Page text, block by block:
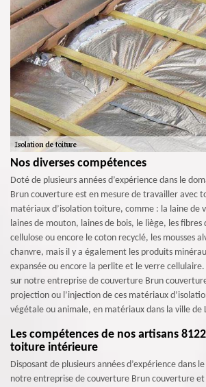
Nos diverses compétences
Doté de plusieurs années d’expérience dans le
Brun couverture est en mesure de travailler avec
matériaux d’isolation toiture, comme : la laine de
laines de mouton, laines de bois, le liège, les fibres
cellulose ou encore le coton recyclé, les mousses
chanvre, mais il y a également les produits
expansée ou encore la perlite et le verre
sur notre entreprise de couverture Brun
projection ou l’injection de ces matériaux
végétale ou animale, en matériaux dans la ville de
Les compétences de nos artisans
toiture intérieure
Disposant de plusieurs années d’expérience dans
notre entreprise de couverture Brun couverture et